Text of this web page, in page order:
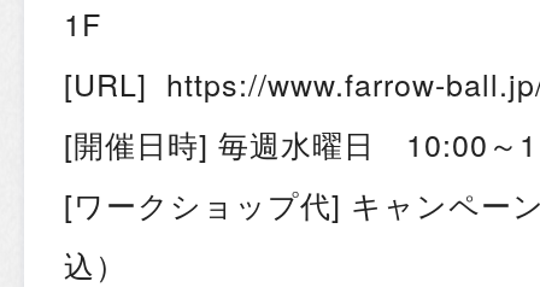
1F
[URL] https://www.farrow-
[開催日時] 毎週水曜日 10:00～
[ワークショップ代] キャンペー
込）